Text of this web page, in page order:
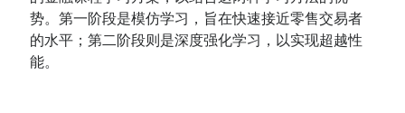
势。第一阶段是模仿学习，旨在快速接近零售交易者
的水平；第二阶段则是深度强化学习，以实现超越性
能。